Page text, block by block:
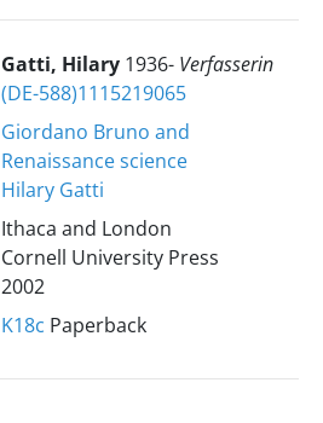
Gatti, Hilary 1936- Verfasserin
(DE-588)1115219065
Giordano Bruno and
Renaissance science
Hilary Gatti
Ithaca and London
Cornell University Press
2002
K18c Paperback